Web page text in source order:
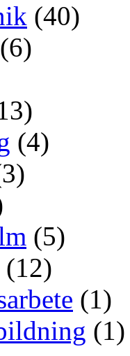
(40)
(6)
(4)
(5)
(12)
(1)
(1)